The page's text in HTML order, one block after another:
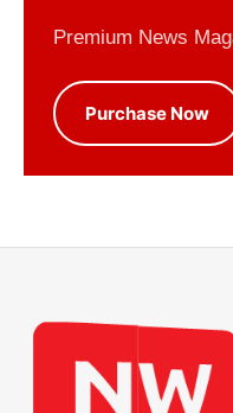
Premium News
Purchase Now